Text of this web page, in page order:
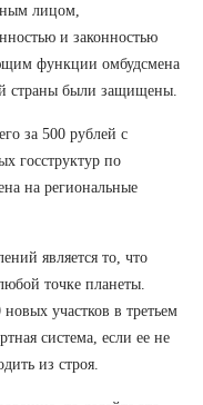
лицом,
и законностью
функции омбудсмена
страны были защищены.
за 500 рублей с
госструктур по
на региональные
является то, что
точке планеты.
участков в третьем
система, если ее не
из строя.